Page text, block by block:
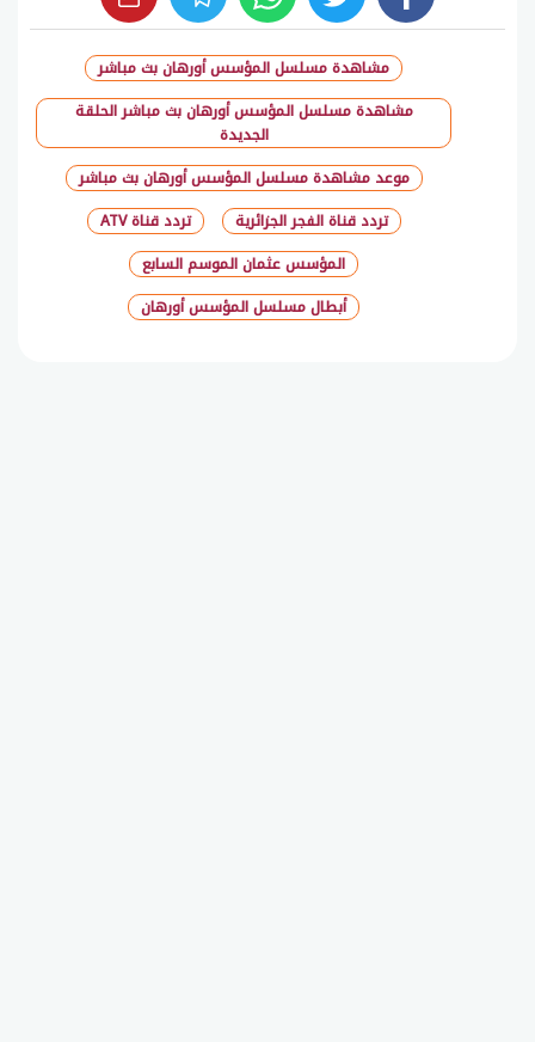
facebook
twitter
whats
مشاهدة مسلسل المؤسس أورهان بث مباشر
مشاهدة مسلسل المؤسس أورهان بث مباشر الحلقة
الجديدة
موعد مشاهدة مسلسل المؤسس أورهان بث مباشر
تردد قناة الفجر الجزائرية
تردد قناة ATV
المؤسس عثمان الموسم السابع
أبطال مسلسل المؤسس أورهان